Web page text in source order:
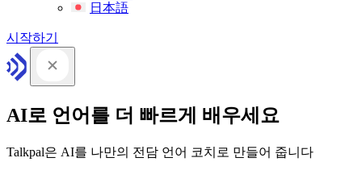
日本語
시작하기
AI로 언어를 더 빠르게 배우세요
Talkpal은 AI를 나만의 전담 언어 코치로 만들어 줍니다